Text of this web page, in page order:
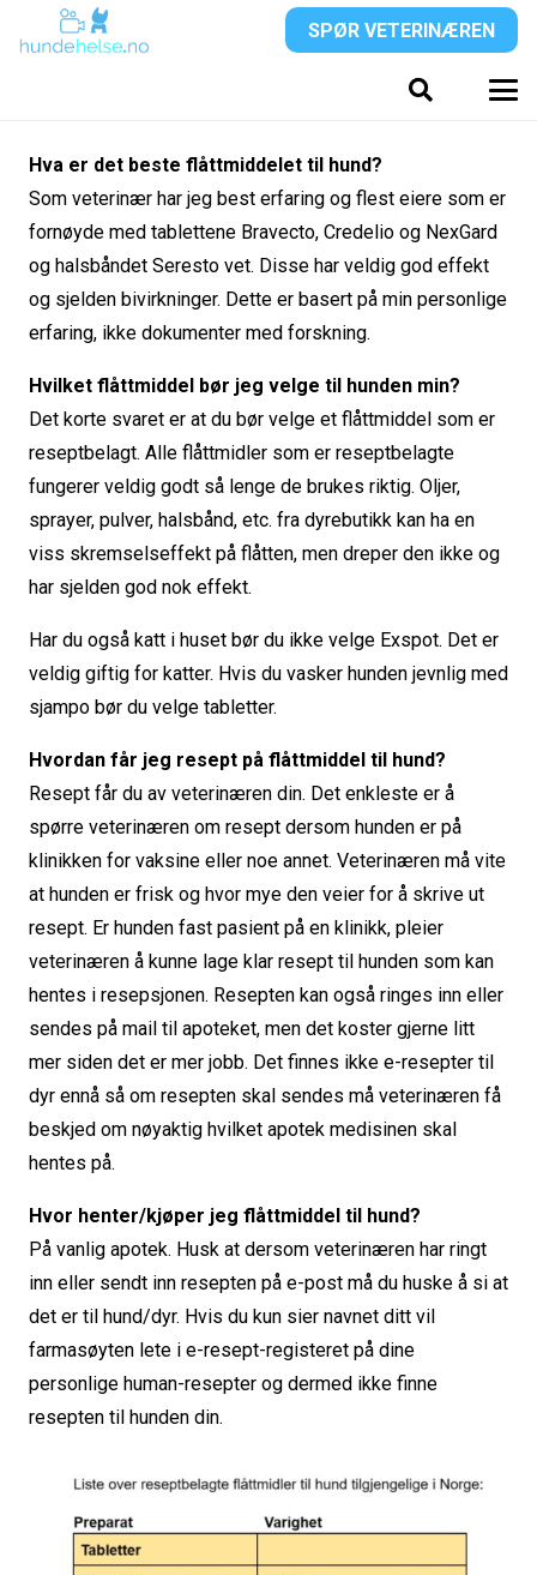
SPØR VETERINÆREN
Hva er det beste flåttmiddelet til hund?
Som veterinær har jeg best erfaring og flest eiere som er
fornøyde med tablettene Bravecto, Credelio og NexGard
og halsbåndet Seresto vet. Disse har veldig god effekt
og sjelden bivirkninger. Dette er basert på min personlige
erfaring, ikke dokumenter med forskning.
Hvilket flåttmiddel bør jeg velge til hunden min?
Det korte svaret er at du bør velge et flåttmiddel som er
reseptbelagt. Alle flåttmidler som er reseptbelagte
fungerer veldig godt så lenge de brukes riktig. Oljer,
sprayer, pulver, halsbånd, etc. fra dyrebutikk kan ha en
viss skremselseffekt på flåtten, men dreper den ikke og
har sjelden god nok effekt.
Har du også katt i huset bør du ikke velge Exspot. Det er
veldig giftig for katter. Hvis du vasker hunden jevnlig med
sjampo bør du velge tabletter.
Hvordan får jeg resept på flåttmiddel til hund?
Resept får du av veterinæren din. Det enkleste er å
spørre veterinæren om resept dersom hunden er på
klinikken for vaksine eller noe annet. Veterinæren må vite
at hunden er frisk og hvor mye den veier for å skrive ut
resept. Er hunden fast pasient på en klinikk, pleier
veterinæren å kunne lage klar resept til hunden som kan
hentes i resepsjonen. Resepten kan også ringes inn eller
sendes på mail til apoteket, men det koster gjerne litt
mer siden det er mer jobb. Det finnes ikke e-resepter til
dyr ennå så om resepten skal sendes må veterinæren få
beskjed om nøyaktig hvilket apotek medisinen skal
hentes på.
Hvor henter/kjøper jeg flåttmiddel til hund?
På vanlig apotek. Husk at dersom veterinæren har ringt
inn eller sendt inn resepten på e-post må du huske å si at
det er til hund/dyr. Hvis du kun sier navnet ditt vil
farmasøyten lete i e-resept-registeret på dine
personlige human-resepter og dermed ikke finne
resepten til hunden din.